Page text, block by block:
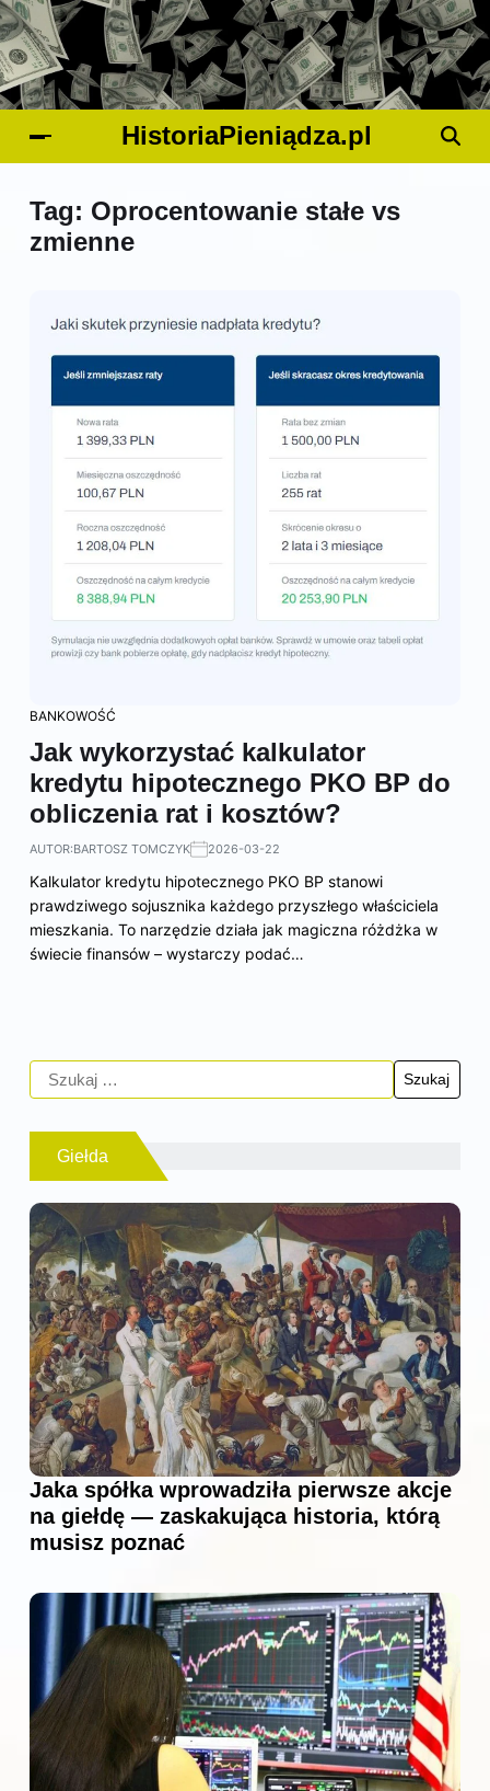
HistoriaPieniądza.pl
Tag: Oprocentowanie stałe vs
zmienne
BANKOWOŚĆ
Jak wykorzystać kalkulator
kredytu hipotecznego PKO BP do
obliczenia rat i kosztów?
AUTOR:BARTOSZ TOMCZYK 2026-03-22
Kalkulator kredytu hipotecznego PKO BP stanowi
prawdziwego sojusznika każdego przyszłego właściciela
mieszkania. To narzędzie działa jak magiczna różdżka w
świecie finansów – wystarczy podać…
Giełda
Jaka spółka wprowadziła pierwsze akcje
na giełdę — zaskakująca historia, którą
musisz poznać